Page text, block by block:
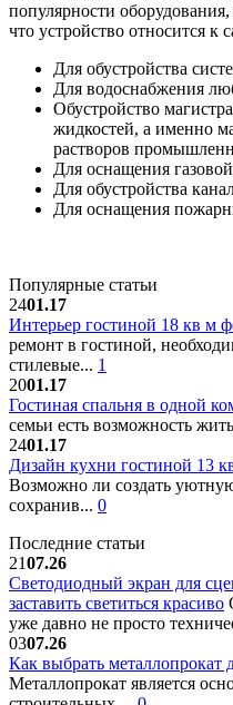
популярности
что устройство относится
Для обустройства
Для водоснабжения
Обустройство
жидкостей, а именно
растворов
Для оснащения
Для обустройства
Для оснащения
Популярные статьи
2401.17
Интерьер гостиной 18 кв м
ремонт в гостиной,
стилевые... 1
2001.17
Гостиная спальня в одной
семьи есть возможность
2401.17
Дизайн кухни гостиной 13
Возможно ли создать
сохранив... 0
Последние статьи
2107.26
Светодиодный экран для
заставить светиться красиво
уже давно не просто
0307.26
Как выбрать металлопрокат
Металлопрокат является